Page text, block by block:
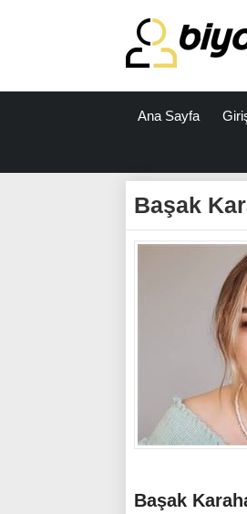
Ana Sayfa
Başak
Başak